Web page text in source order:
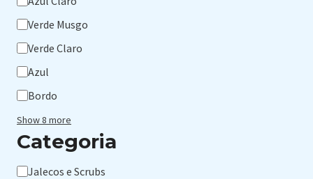
Verde Musgo
Verde Claro
Azul
Bordo
Show 8 more
Categoria
Categoria
Jalecos e Scrubs